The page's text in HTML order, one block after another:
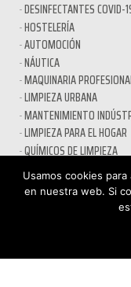
DESINFECTANTES COVID-
HOSTELERÍA
AUTOMOCIÓN
NÁUTICA
MAQUINARIA
LIMPIEZA URBANA
MANTENIMIENTO
LIMPIEZA PARA EL HOGAR
QUÍMICOS DE LIMPIEZA
ECOLÓGICOS
TRATAMIENTOS DE
PISCINAS
Usamos cookies
en nuestra web. Si